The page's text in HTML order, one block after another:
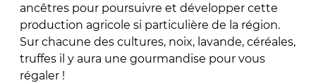
ancêtres pour poursuivre et développer cette
production agricole si particulière de la région.
Sur chacune des cultures, noix, lavande, céréales,
truffes il y aura une gourmandise pour vous
régaler !